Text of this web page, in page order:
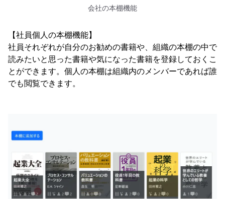
会社の本棚機能
【社員個人の本棚機能】
社員それぞれが自分のお勧めの書籍や、組織の本棚の中で
読みたいと思った書籍や気になった書籍を登録しておくこ
とができます。個人の本棚は組織内のメンバーであれば誰
でも閲覧できます。